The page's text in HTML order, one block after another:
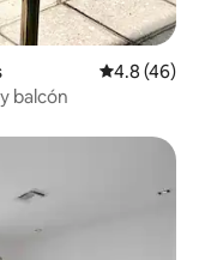
Calificación
4.8 (46)
balcón